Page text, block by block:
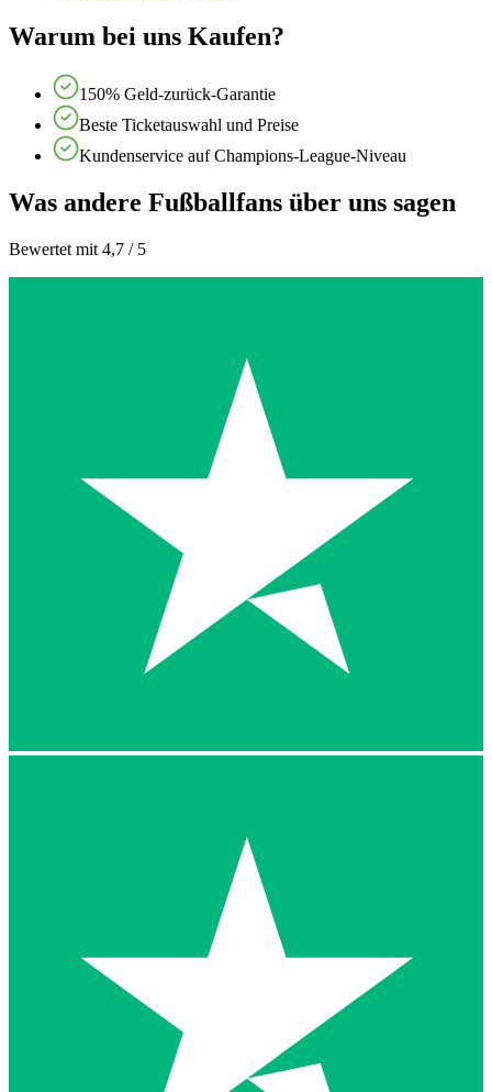
Warum bei uns Kaufen?
150% Geld-zurück-Garantie
Beste Ticketauswahl und Preise
Kundenservice auf Champions-League-Niveau
Was andere Fußballfans über uns sagen
Bewertet mit 4,7 / 5